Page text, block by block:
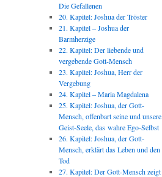
Die Gefallenen
20. Kapitel: Joshua der Tröster
21. Kapitel – Joshua der
Barmherzige
22. Kapitel: Der liebende und
vergebende Gott-Mensch
23. Kapitel: Joshua, Herr der
Vergebung
24. Kapitel – Maria Magdalena
25. Kapitel: Joshua, der Gott-
Mensch, offenbart seine und unsere
Geist-Seele, das wahre Ego-Selbst
26. Kapitel: Joshua, der Gott-
Mensch, erklärt das Leben und den
Tod
27. Kapitel: Der Gott-Mensch zeigt